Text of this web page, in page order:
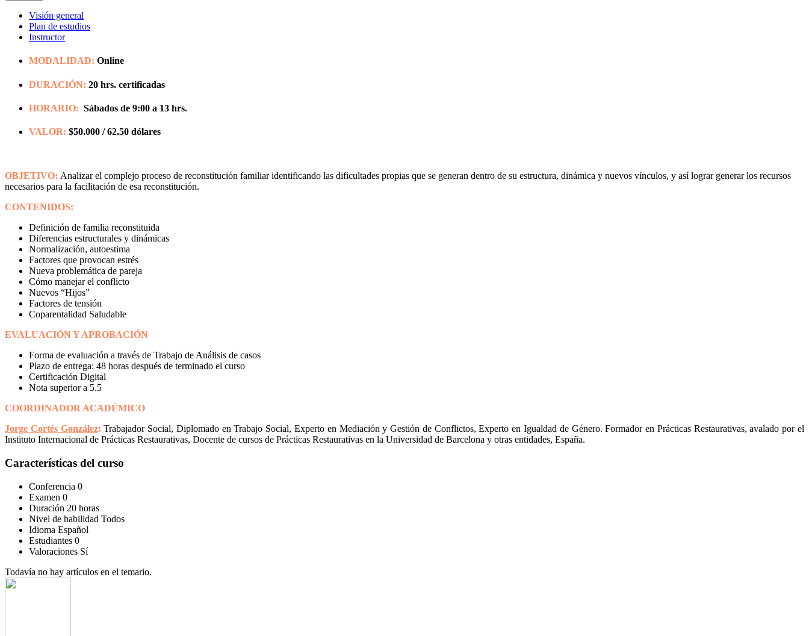
Visión general
Plan de estudios
Instructor
MODALIDAD: Online
DURACIÓN: 20 hrs. certificadas
HORARIO: Sábados de 9:00 a 13 hrs.
VALOR: $50.000 / 62.50 dólares
OBJETIVO: Analizar el complejo proceso de reconstitución familiar identificando las dificultades propias que se generan dentro de su estructura, dinámica y nuevos vínculos, y así lograr generar los recursos
necesarios para la facilitación de esa reconstitución.
CONTENIDOS:
Definición de familia reconstituida
Diferencias estructurales y dinámicas
Normalización, autoestima
Factores que provocan estrés
Nueva problemática de pareja
Cómo manejar el conflicto
Nuevos “Hijos”
Factores de tensión
Coparentalidad Saludable
EVALUACIÓN Y APROBACIÓN
Forma de evaluación a través de Trabajo de Análisis de casos
Plazo de entrega: 48 horas después de terminado el curso
Certificación Digital
Nota superior a 5.5
COORDINADOR ACADÉMICO
Jorge Cortés González: Trabajador Social, Diplomado en Trabajo Social, Experto en Mediación y Gestión de Conflictos, Experto en Igualdad de Género. Formador en Prácticas Restaurativas, avalado por el
Instituto Internacional de Prácticas Restaurativas, Docente de cursos de Prácticas Restaurativas en la Universidad de Barcelona y otras entidades, España.
Características del curso
Conferencia 0
Examen 0
Duración 20 horas
Nivel de habilidad Todos
Idioma Español
Estudiantes 0
Valoraciones Sí
Todavía no hay artículos en el temario.